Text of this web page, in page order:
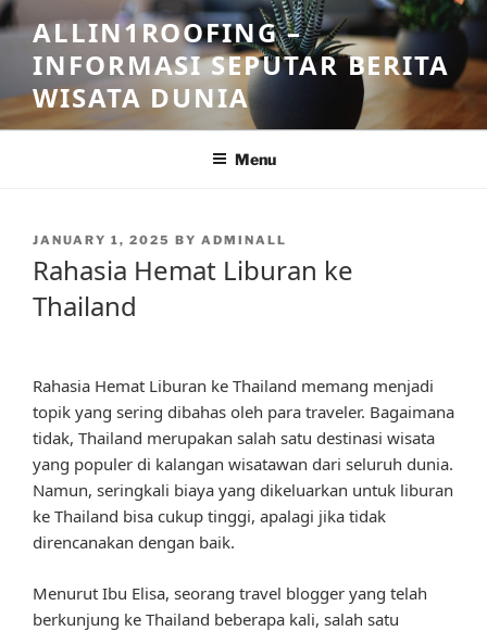
Skip
to
content
ALLIN1ROOFING –
INFORMASI SEPUTAR BERITA
WISATA DUNIA
Menu
POSTED
JANUARY 1, 2025 BY ADMINALL
Rahasia Hemat Liburan ke
Thailand
Rahasia Hemat Liburan ke Thailand memang menjadi
topik yang sering dibahas oleh para traveler. Bagaimana
tidak, Thailand merupakan salah satu destinasi wisata
yang populer di kalangan wisatawan dari seluruh dunia.
Namun, seringkali biaya yang dikeluarkan untuk liburan
ke Thailand bisa cukup tinggi, apalagi jika tidak
direncanakan dengan baik.
Menurut Ibu Elisa, seorang travel blogger yang telah
berkunjung ke Thailand beberapa kali, salah satu